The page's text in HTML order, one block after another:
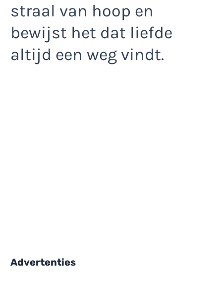
straal van hoop en
bewijst het dat liefde
altijd een weg vindt.
Advertenties